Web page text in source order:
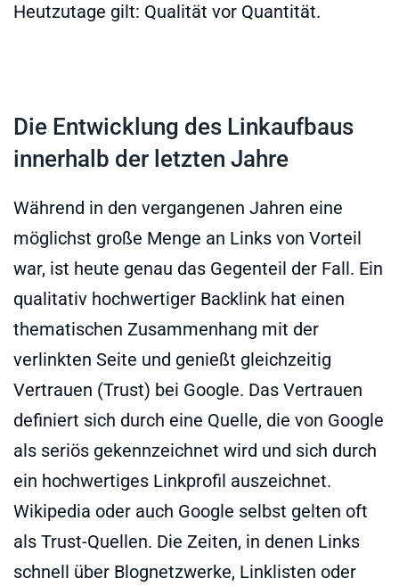
Heutzutage gilt: Qualität vor Quantität.
Die Entwicklung des Linkaufbaus
innerhalb der letzten Jahre
Während in den vergangenen Jahren eine
möglichst große Menge an Links von Vorteil
war, ist heute genau das Gegenteil der Fall. Ein
qualitativ hochwertiger Backlink hat einen
thematischen Zusammenhang mit der
verlinkten Seite und genießt gleichzeitig
Vertrauen (Trust) bei Google. Das Vertrauen
definiert sich durch eine Quelle, die von Google
als seriös gekennzeichnet wird und sich durch
ein hochwertiges Linkprofil auszeichnet.
Wikipedia oder auch Google selbst gelten oft
als Trust-Quellen. Die Zeiten, in denen Links
schnell über Blognetzwerke, Linklisten oder